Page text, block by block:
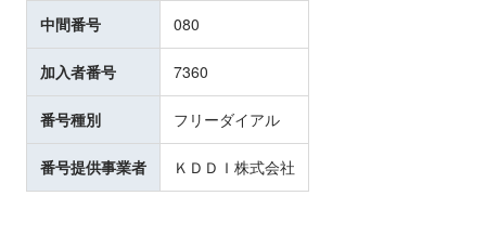
中間番号 080
加入者番号 7360
番号種別 フリーダイアル
番号提供事業者 ＫＤＤＩ株式会社